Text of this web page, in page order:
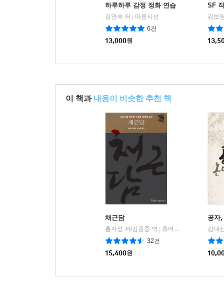
하루하루 감정 정화 연습
김안숙 저 | 마음시선
6건
13,000원
SF
김보
이 책과 내용이 비슷한 추천 책
채근담
홍자성 저/김원중 역 | 휴머니스트
32건
15,400원
공자
김대